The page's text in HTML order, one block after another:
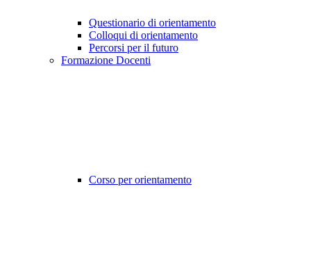
Questionario di orientamento
Colloqui di orientamento
Percorsi per il futuro
Formazione Docenti
Corso per orientamento